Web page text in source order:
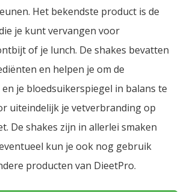
Het bekendste product is de
je kunt vervangen voor
of je lunch. De shakes bevatten
en helpen je om de
je bloedsuikerspiegel in balans te
uiteindelijk je vetverbranding op
De shakes zijn in allerlei smaken
kun je ook nog gebruik
producten van DieetPro.